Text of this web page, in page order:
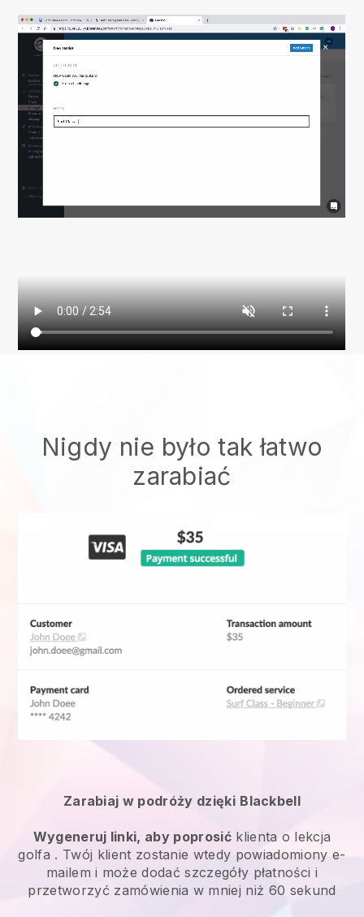
Nigdy nie było tak łatwo
zarabiać
Zarabiaj w podróży dzięki Blackbell
Wygeneruj linki, aby poprosićklienta o lekcja
golfa . Twój klient zostanie wtedy powiadomiony e-
mailem i może dodać szczegóły płatności i
przetworzyć zamówienia w mniej niż 60 sekund